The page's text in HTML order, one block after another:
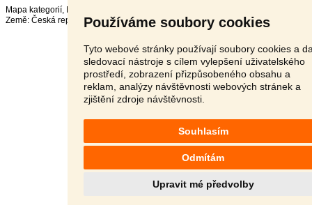
Používáme soubory cookies
Tyto webové stránky používají soubory cookies a
sledovací nástroje s cílem vylepšení uživatelského
prostředí, zobrazení přizpůsobeného obsahu a
reklam, analýzy návštěvnosti webových stránek a
zjištění zdroje návštěvnosti.
Souhlasím
Odmítám
Upravit mé předvolby
Mapa kategorií,
Země: Česká republika,Slovensko,Polsko,Rakousko